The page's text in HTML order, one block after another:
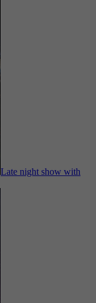
Late night show with